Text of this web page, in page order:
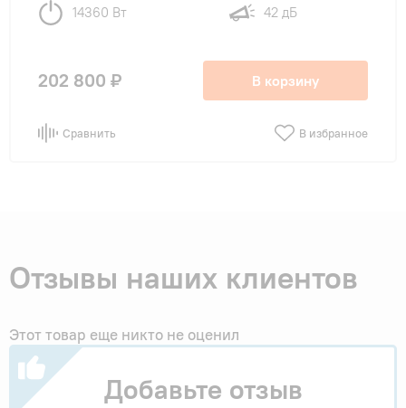
14360 Вт 42 дБ
202 800 ₽ В корзину
Сравнить В избранное
Отзывы наших клиентов
Этот товар еще никто не оценил
Добавьте отзыв